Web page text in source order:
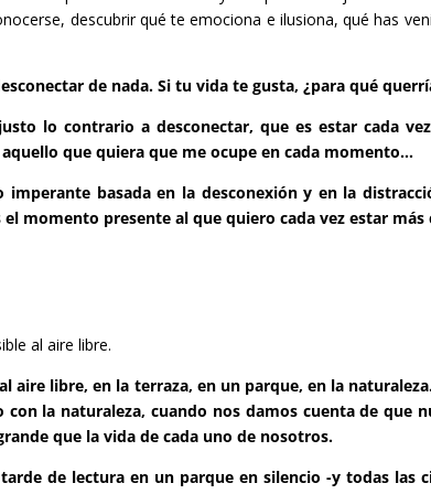
descubrir qué te emociona e ilusiona, qué has
de nada. Si tu vida te gusta, ¿para qué
lo contrario a desconectar, que es estar cada
que quiera que me ocupe en cada momento…
imperante basada en la desconexión y en la
momento presente al que quiero cada vez estar más
al aire libre.
aire libre, en la terraza, en un parque, en la
con la naturaleza, cuando nos damos cuenta de que
que la vida de cada uno de nosotros.
de lectura en un parque en silencio -y todas las